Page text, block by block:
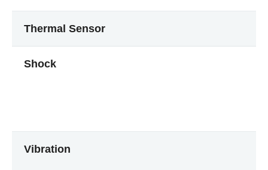
Thermal Sensor
Shock
Vibration